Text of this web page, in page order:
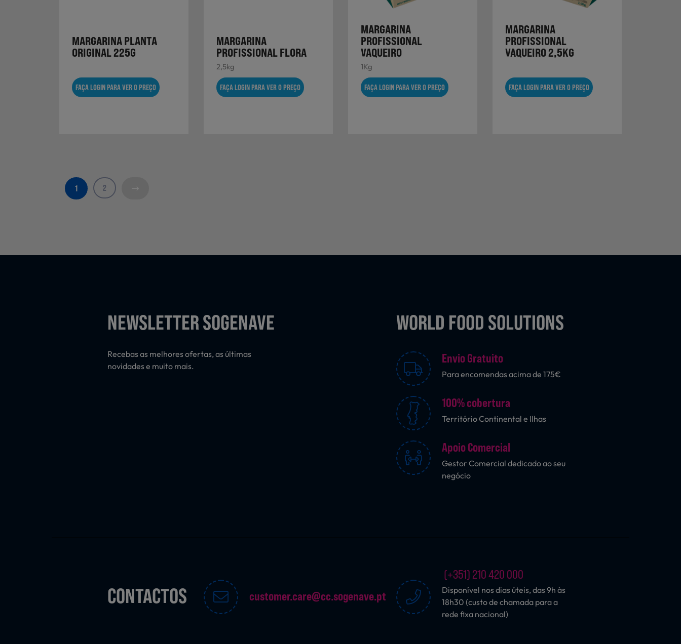
MARGARINA PLANTA
ORIGINAL 225G
FAÇA LOGIN PARA VER O PREÇO
MARGARINA
PROFISSIONAL FLORA
2,5kg
FAÇA LOGIN PARA VER O PREÇO
MARGARINA
PROFISSIONAL
VAQUEIRO
1Kg
FAÇA LOGIN PARA VER O PREÇO
MARGARINA
PROFISSIONAL
VAQUEIRO 2,5KG
FAÇA LOGIN PARA VER O PREÇO
1 2
NEWSLETTER SOGENAVE
Recebas as melhores ofertas, as últimas
novidades e muito mais.
WORLD FOOD SOLUTIONS
Envio Gratuito
Para encomendas acima de 175€
100% cobertura
Território Continental e Ilhas
Apoio Comercial
Gestor Comercial dedicado ao seu
negócio
CONTACTOS customer.care@cc.sogenave.pt
(+351) 210 420 000
Disponível nos dias úteis, das 9h às
18h30 (custo de chamada para a
rede fixa nacional)